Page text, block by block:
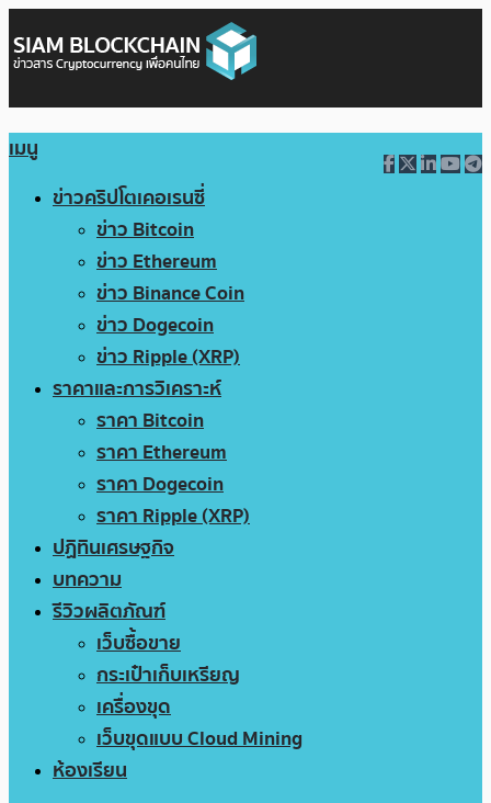
เมนู
ข่าวคริปโตเคอเรนซี่
ข่าว Bitcoin
ข่าว Ethereum
ข่าว Binance Coin
ข่าว Dogecoin
ข่าว Ripple (XRP)
ราคาและการวิเคราะห์
ราคา Bitcoin
ราคา Ethereum
ราคา Dogecoin
ราคา Ripple (XRP)
ปฏิทินเศรษฐกิจ
บทความ
รีวิวผลิตภัณฑ์
เว็บซื้อขาย
กระเป๋าเก็บเหรียญ
เครื่องขุด
เว็บขุดแบบ Cloud Mining
ห้องเรียน